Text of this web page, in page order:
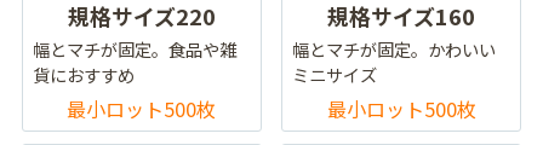
規格サイズ220
幅とマチが固定。食品や雑
貨におすすめ
最小ロット500枚
規格サイズ160
幅とマチが固定。かわいい
ミニサイズ
最小ロット500枚